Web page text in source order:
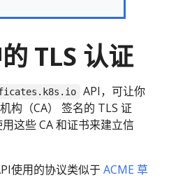
TLS 认证
API，可让你
构（CA） 签名的 TLS 证
这些 CA 和证书来建立信
使用的协议类似于ACME 草